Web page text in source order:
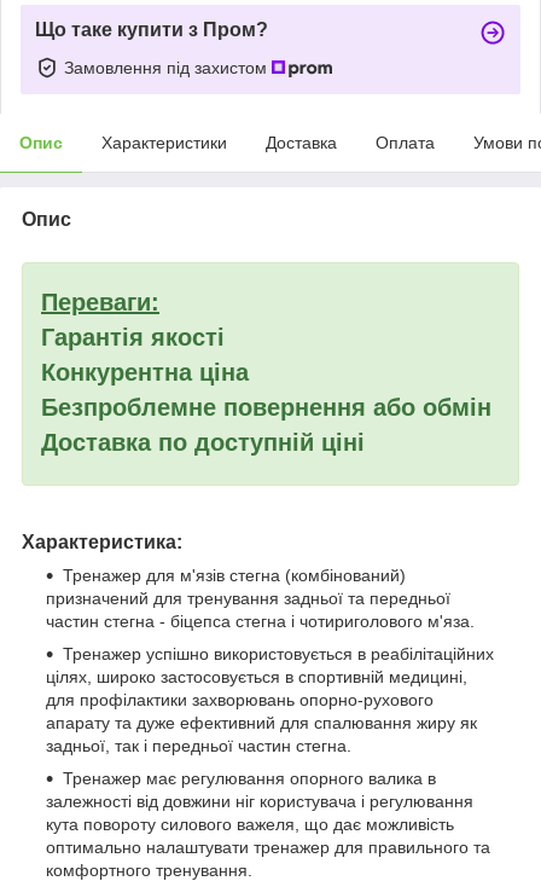
Що таке купити з Пром?
Замовлення під захистом
Опис Характеристики Доставка Оплата Умови
Опис
Переваги:
Гарантія якості
Конкурентна ціна
Безпроблемне повернення або обмін
Доставка по доступній ціні
Характеристика:
Тренажер для м'язів стегна (комбінований)
призначений для тренування задньої та передньої
частин стегна - біцепса стегна і чотириголового м'яза.
Тренажер успішно використовується в реабілітаційних
цілях, широко застосовується в спортивній медицині,
для профілактики захворювань опорно-рухового
апарату та дуже ефективний для спалювання жиру як
задньої, так і передньої частин стегна.
Тренажер має регулювання опорного валика в
залежності від довжини ніг користувача і регулювання
кута повороту силового важеля, що дає можливість
оптимально налаштувати тренажер для правильного та
комфортного тренування.